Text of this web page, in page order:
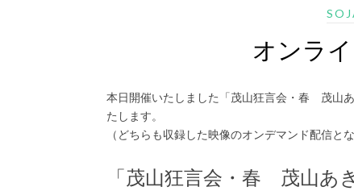
オンラ
本日開催いたしました「茂山狂言会・春 茂山
たします。
（どちらも収録した映像のオンデマンド配信とな
「茂山狂言会・春 茂山あ